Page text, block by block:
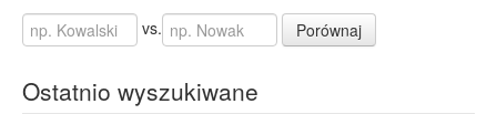
vs. Porównaj
Ostatnio wyszukiwane